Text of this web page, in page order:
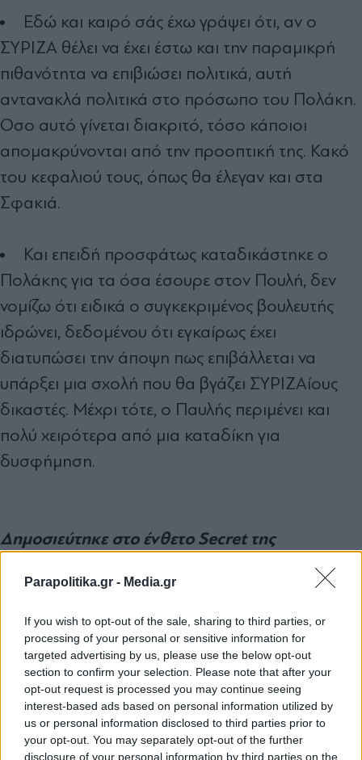
Parapolitika.gr - Media.gr
If you wish to opt-out of the sale, sharing to third parties, or
processing of your personal or sensitive information for
targeted advertising by us, please use the below opt-out
section to confirm your selection. Please note that after your
opt-out request is processed you may continue seeing
interest-based ads based on personal information utilized by
us or personal information disclosed to third parties prior to
your opt-out. You may separately opt-out of the further
disclosure of your personal information by third parties on the
Εδώ και καιρό σάς έχω γράψει ότι, αν ο
ΣΥΡΙΖΑ θέλει να έχει έστω και την παραµικρή
πιθανότητα να επιβιώσει πολιτικά, αυτή
αντανακλά πολιτικά στο πρόσωπο του Πολάκη.
Οσο αυτό γίνεται διακριτό, τόσο κάποιοι
αποµακρύνονται από την προοπτική της. Κακό
του κεφαλιού τους, όπως θα έλεγαν και στα
Σφακιά.
Και επειδή προσφάτως καταδικάστηκε ο
Πολάκης για τα όσα έσουρε στον Πουλή, δεν
νοµίζω ότι ειδικά ο συγκεκριµένος βουλευτής
ιδρώνει, δεδοµένου ότι εγκαίρως έχει
διατυπώσει την άποψη πως επιβάλλεται να
υπάρξει µια σχολή που θα βγάζει ΣΥΡΙΖΑίους
δικαστές. Μέχρι τότε, ο Παυλής περιµένει και
πολύ χειρότερα από µια καταδίκη για
δυσφήµηση.
Δημοσιεύτηκε στο ένθετο Secret της
TAGS:
#Γιάννης Αλαφούζος#ΣΚΑΙ#Κυριάκος Μητσοτάκης
Ακολουθήστε το
parapolitika.gr στο Google
News για άμεση και έγκυρη
ενημέρωση